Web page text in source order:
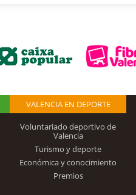
VALENCIA EN DEPORTE
Voluntariado deportivo de
Valencia
Turismo y deporte
Económica y conocimiento
Premios